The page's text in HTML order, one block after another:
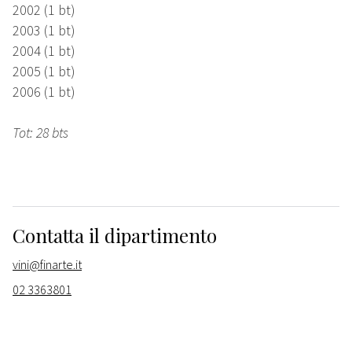
2002 (1 bt)
2003 (1 bt)
2004 (1 bt)
2005 (1 bt)
2006 (1 bt)
Tot: 28 bts
Contatta il dipartimento
vini@finarte.it
02 3363801